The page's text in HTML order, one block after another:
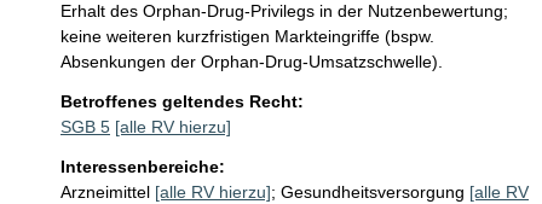
Erhalt des Orphan-Drug-Privilegs in der Nutzenbewertung;
keine weiteren kurzfristigen Markteingriffe (bspw.
Absenkungen der Orphan-Drug-Umsatzschwelle).
Betroffenes geltendes Recht:
SGB 5 [alle RV hierzu]
Interessenbereiche:
Arzneimittel [alle RV hierzu]; Gesundheitsversorgung [alle RV